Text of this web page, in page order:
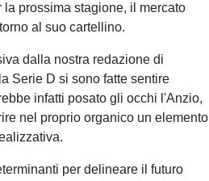
prossima stagione, il mercato
al suo cartellino.
dalla nostra redazione di
Serie D si sono fatte sentire
infatti posato gli occhi l'Anzio,
nel proprio organico un elemento
per delineare il futuro